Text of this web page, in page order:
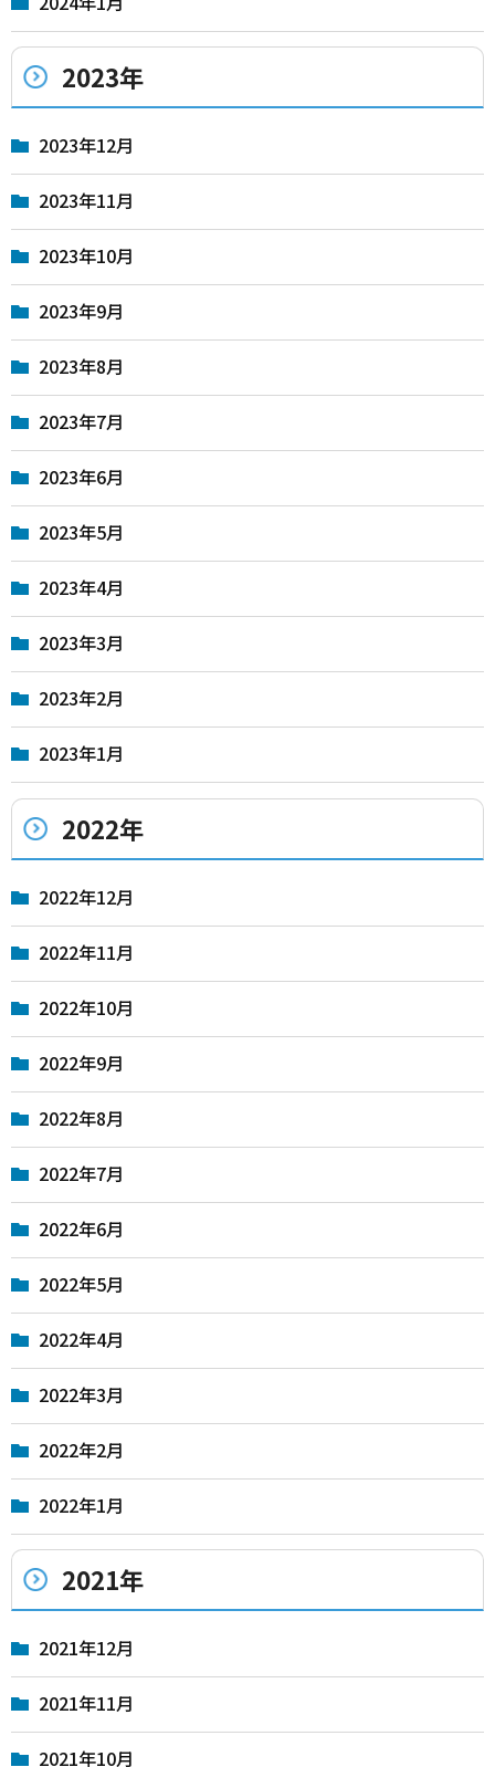
2023年
2023年12月
2023年11月
2023年10月
2023年9月
2023年8月
2023年7月
2023年6月
2023年5月
2023年4月
2023年3月
2023年2月
2023年1月
2022年
2022年12月
2022年11月
2022年10月
2022年9月
2022年8月
2022年7月
2022年6月
2022年5月
2022年4月
2022年3月
2022年2月
2022年1月
2021年
2021年12月
2021年11月
2021年10月